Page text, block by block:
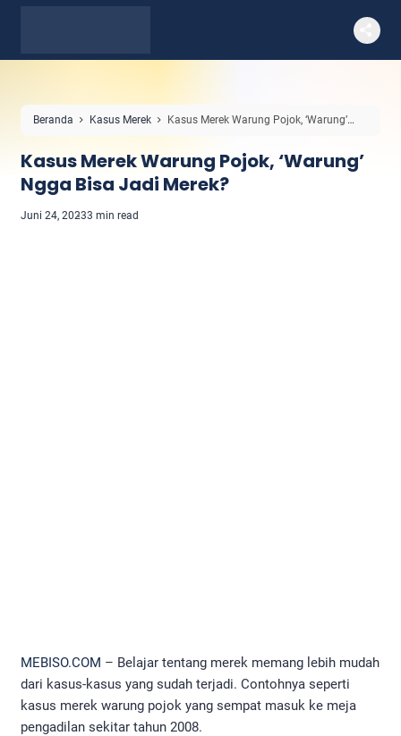
Beranda Kasus Merek
Kasus Merek Warung Pojok, ‘Warung’
Kasus Merek Warung Pojok, ‘Warung’
Ngga Bisa Jadi Merek?
Juni 24, 20233 min read
MEBISO.COM – Belajar tentang merek memang lebih mudah
dari kasus-kasus yang sudah terjadi. Contohnya seperti
kasus merek warung pojok yang sempat masuk ke meja
pengadilan sekitar tahun 2008.